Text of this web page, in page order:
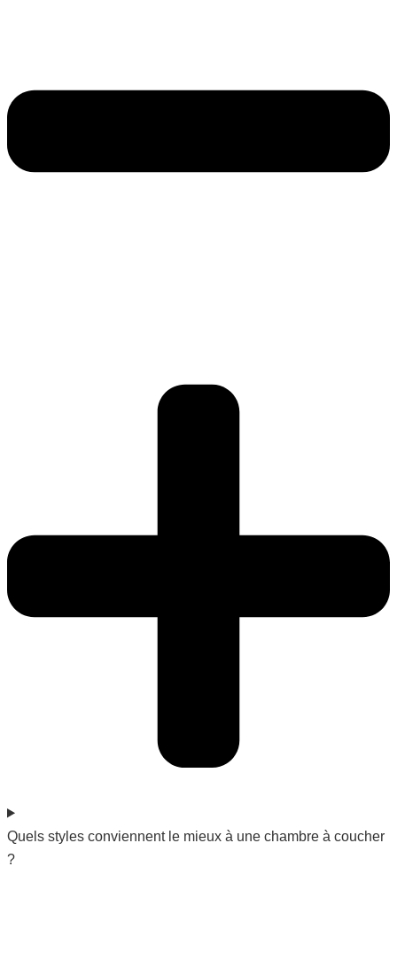
Quels styles conviennent le mieux à une chambre à coucher
?